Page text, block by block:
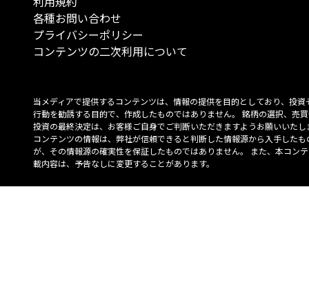
各種お問い合わせ
プライバシーポリシー
コンテンツの二次利用について
当メディアで提供するコンテンツは、情報の提供を目的としており、投資
行動を勧誘する目的で、作成したものではありません。 銘柄の選択、売
投資の最終決定は、お客様ご自身でご判断いただきますようお願いいたし
コンテンツの情報は、弊社が信頼できると判断した情報源から入手したも
が、その情報源の確実性を保証したものではありません。 また、本コン
載内容は、予告なしに変更することがあります。